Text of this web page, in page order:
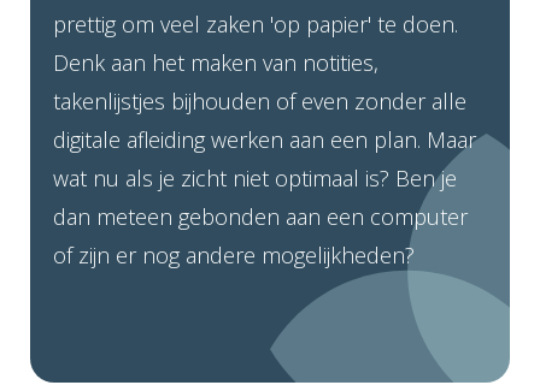
prettig om veel zaken 'op papier' te doen.
Denk aan het maken van notities,
takenlijstjes bijhouden of even zonder alle
digitale afleiding werken aan een plan. Maar
wat nu als je zicht niet optimaal is? Ben je
dan meteen gebonden aan een computer
of zijn er nog andere mogelijkheden?